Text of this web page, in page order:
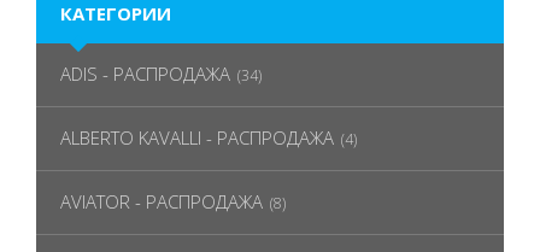
КАТЕГОРИИ
ADIS - РАСПРОДАЖА (34)
ALBERTO KAVALLI - РАСПРОДАЖА (4)
AVIATOR - РАСПРОДАЖА (8)